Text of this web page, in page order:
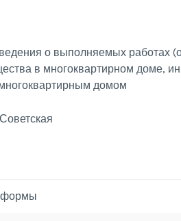
о выполняемых работах
в многоквартирном доме,
домом
формы